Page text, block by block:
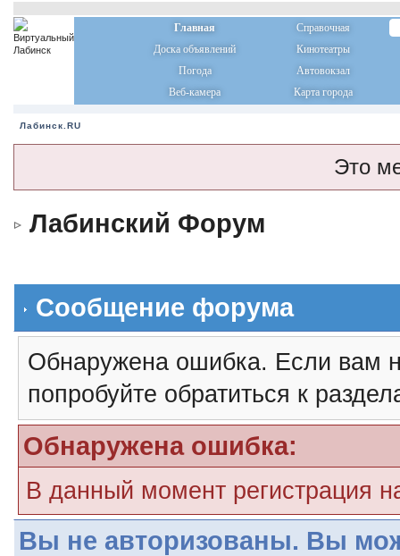
Главная
Справочная
Доска объявлений
Кинотеатры
Погода
Автовокзал
Веб-камера
Карта города
Лабинск.RU
Это
Лабинский Форум
Сообщение форума
Обнаружена ошибка. Если вам
попробуйте обратиться к
Обнаружена ошибка:
В данный момент регистрация
Вы не авторизованы. Вы